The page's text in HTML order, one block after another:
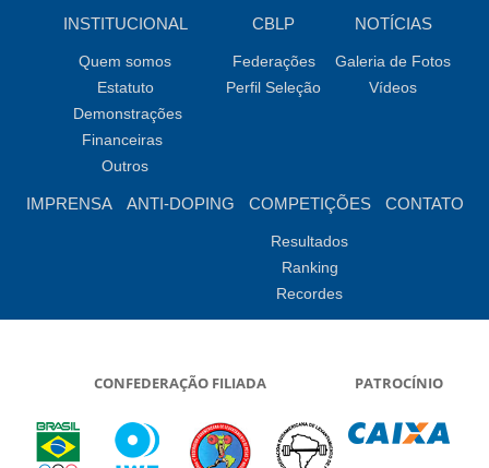
INSTITUCIONAL
Quem somos
Estatuto
Demonstrações
Financeiras
Outros
CBLP
Federações
Perfil Seleção
NOTÍCIAS
Galeria de Fotos
Vídeos
IMPRENSA ANTI-DOPING COMPETIÇÕES
Resultados
Ranking
Recordes
CONTATO
CONFEDERAÇÃO FILIADA PATROCÍNIO